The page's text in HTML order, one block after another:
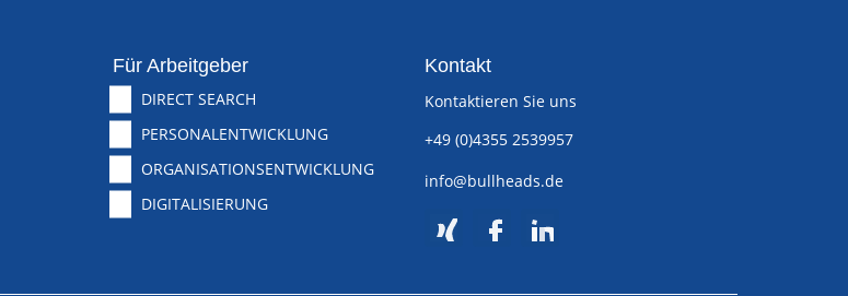
Für Arbeitgeber
DIRECT SEARCH
PERSONALENTWICKLUNG
ORGANISATIONSENTWICKLUNG
DIGITALISIERUNG
Kontakt
Kontaktieren Sie uns
+49 (0)4355 2539957
info@bullheads.de